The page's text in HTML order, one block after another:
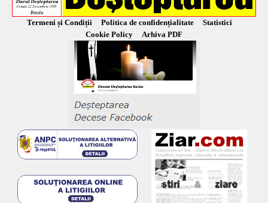
Termeni și Condiții Politica de confidențialitate
Statistici
Cookie Policy
Arhiva PDF